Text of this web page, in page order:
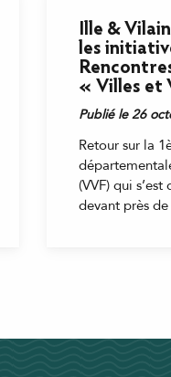
Ille &
les
« Villes et
Publié le 26
Retour sur la
(VVF) qui
devant près